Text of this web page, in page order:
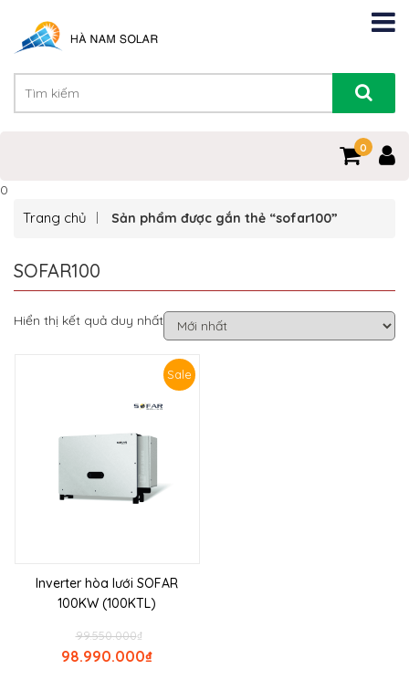
0
0
Trang chủ Sản phẩm được gắn thẻ “sofar100”
SOFAR100
Hiển thị kết quả duy nhất
Sale
Inverter hòa lưới SOFAR
100KW (100KTL)
₫
99.550.000
₫
98.990.000